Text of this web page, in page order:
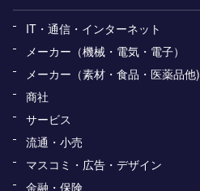
IT・通信・インターネット
メーカー（機械・電気・電子）
メーカー（素材・食品・医薬品他)
商社
サービス
流通・小売
マスコミ・広告・デザイン
金融・保険